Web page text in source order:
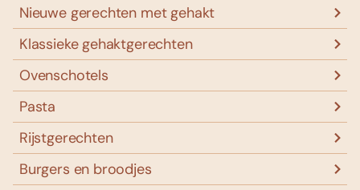
Nieuwe gerechten met gehakt
Klassieke gehaktgerechten
Ovenschotels
Pasta
Rijstgerechten
Burgers en broodjes